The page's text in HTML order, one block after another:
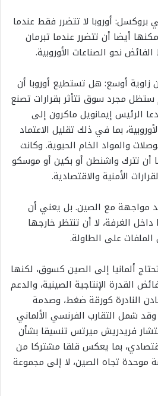
أوروبا لا تتضرر فقط عندما
أيضا أن تتضرر عندما تبرمان
نحو الصناعات الأوروبية.
زاوية أوسع: هل تستطيع أوروبا أن
ستظل مجرد سوق تتأثر بقرارات تصنع
الرئيس إيمانويل ماكرون إلى
بما في ذلك تقليل الاعتماد
والمواد الخام الحيوية. وكانت
أن تترك واشنطن أو بكين أو موسكو
الأمنية والاقتصادية.
مواجهة مع الصين. بل يعني أن
الغرفة، لا أن تنتظر خارجها
الملفات على الطاولة.
ألمانيا إلى الصين كسوق، لكنها
الإنتاجية الصينية، والدعم
النادرة كورقة ضغط، وصدمة
وقد شمل التقارب الفرنسي الألماني
فريدريش ميرتس تنسيقا بشأن
بما يعكس قلقا مشتركا من
موحدة تجاه الصين، لا إلى مجموعة